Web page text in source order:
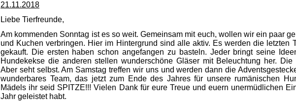
21.11.2018
Liebe Tierfreunde,
Am kommenden Sonntag ist es so weit. Gemeinsam mit euch, wollen wir ein paar
und Kuchen verbringen. Hier im Hintergrund sind alle aktiv. Es werden die letzten
gekauft. Die ersten haben schon angefangen zu basteln. Jeder bringt seine
Hundekekse die anderen stellen wunderschöne Gläser mit Beleuchtung her.
Aber seht selbst. Am Samstag treffen wir uns und werden dann die
wunderbares Team, das jetzt zum Ende des Jahres für unsere rumänischen
Mädels ihr seid SPITZE!!! Vielen Dank für eure Treue und euern unermüdlichen
Jahr geleistet habt.